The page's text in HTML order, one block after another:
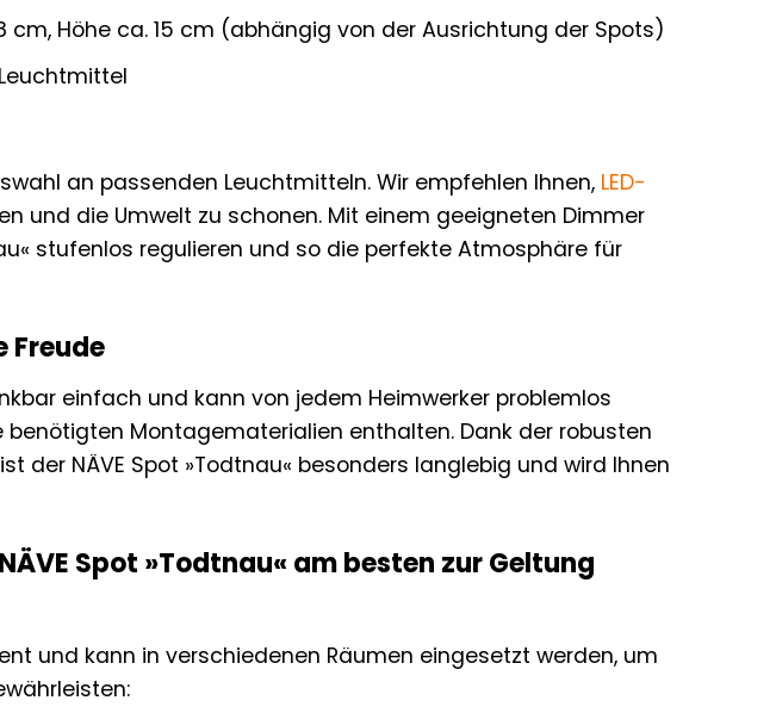
cm, Höhe ca. 15 cm (abhängig von der Ausrichtung der Spots)
an passenden Leuchtmitteln. Wir empfehlen Ihnen, LED-
und die Umwelt zu schonen. Mit einem geeigneten Dimmer
stufenlos regulieren und so die perfekte Atmosphäre für
Freude
einfach und kann von jedem Heimwerker problemlos
Montagematerialien enthalten. Dank der robusten
der NÄVE Spot »Todtnau« besonders langlebig und wird Ihnen
Spot »Todtnau« am besten zur Geltung
und kann in verschiedenen Räumen eingesetzt werden, um